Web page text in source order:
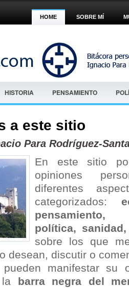
HOME SOBRE MÍ
HISTORIA PENSAMIENTO
a este sitio
Para Rodríguez-
En este sitio
opiniones
diferentes
categorizados:
pensamiento,
política,
sobre los que
desean, discutir o
manifestar su
barra negra del